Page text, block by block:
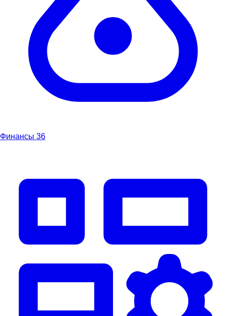
Финансы 36